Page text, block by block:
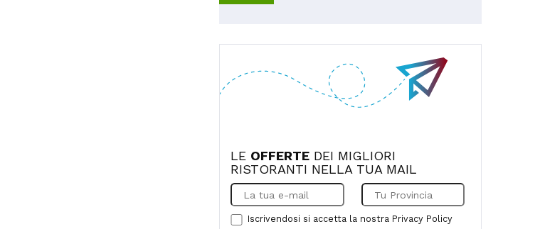
LE OFFERTE DEI MIGLIORI
RISTORANTI NELLA TUA MAIL
Iscrivendosi si accetta la nostra Privacy Policy